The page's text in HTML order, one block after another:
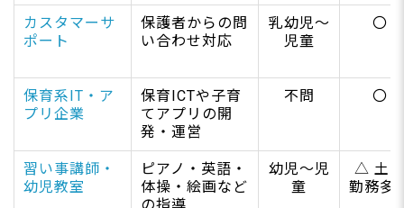
カスタマーサ
ポート
保護者からの問
い合わせ対応
乳幼児～
児童
〇
保育系IT・ア
プリ企業
保育ICTや子育
てアプリの開
発・運営
不問 〇
習い事講師・
幼児教室
ピアノ・英語・
体操・絵画など
の指導
幼児～児
童
△ 土日
勤務多